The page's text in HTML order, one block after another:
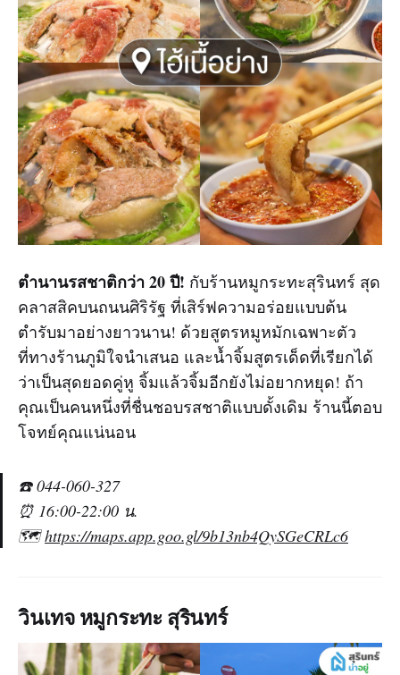
ตำนานรสชาติกว่า 20 ปี! กับร้านหมูกระทะสุรินทร์ สุด
คลาสสิคบนถนนศิริรัฐ ที่เสิร์ฟความอร่อยแบบต้น
ตำรับมาอย่างยาวนาน! ด้วยสูตรหมูหมักเฉพาะตัว
ที่ทางร้านภูมิใจนำเสนอ และน้ำจิ้มสูตรเด็ดที่เรียกได้
ว่าเป็นสุดยอดคู่หู จิ้มแล้วจิ้มอีกยังไม่อยากหยุด! ถ้า
คุณเป็นคนหนึ่งที่ชื่นชอบรสชาติแบบดั้งเดิม ร้านนี้ตอบ
โจทย์คุณแน่นอน
☎️ 044-060-327
⏰ 16:00-22:00 น.
🗺️https://maps.app.goo.gl/9b13nb4QySGeCRLc6
วินเทจ หมูกระทะ สุรินทร์